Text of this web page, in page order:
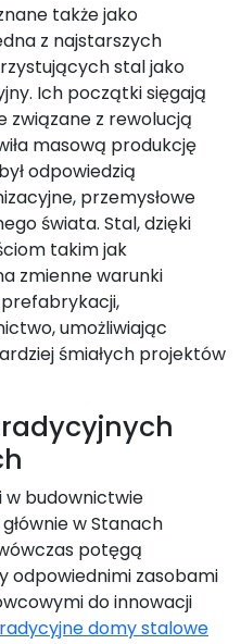
także jako
z najstarszych
stal jako
Ich początki sięgają
związane z rewolucją
masową produkcję
odpowiedzią
przemysłowe
świata. Stal, dzięki
takim jak
zmienne warunki
umożliwiając
śmiałych projektów
w budownictwie
w Stanach
potęgą
odpowiednimi zasobami
do innowacji
domy stalowe